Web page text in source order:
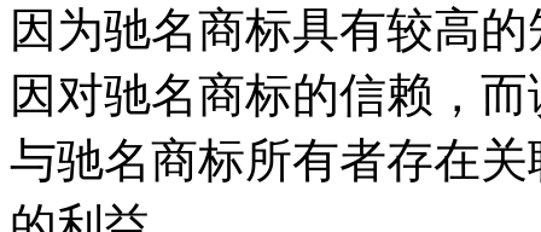
因为驰名商标具有较高
因对驰名商标的信赖，
与驰名商标所有者存在